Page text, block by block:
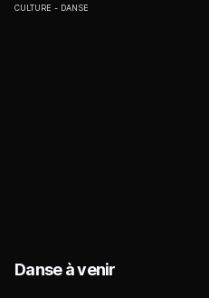
CULTURE DANSE
Danse à venir